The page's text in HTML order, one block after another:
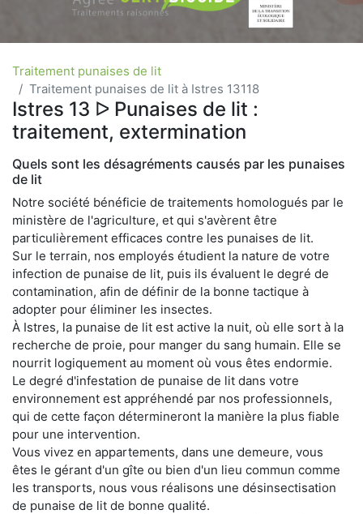
Traitement punaises de lit
Traitement punaises de lit à Istres 13118
Istres 13 ᐅ Punaises de lit :
traitement, extermination
Quels sont les désagréments causés par les punaises
de lit
Notre société bénéficie de traitements homologués par le
ministère de l'agriculture, et qui s'avèrent être
particulièrement efficaces contre les punaises de lit.
Sur le terrain, nos employés étudient la nature de votre
infection de punaise de lit, puis ils évaluent le degré de
contamination, afin de définir de la bonne tactique à
adopter pour éliminer les insectes.
À Istres, la punaise de lit est active la nuit, où elle sort à la
recherche de proie, pour manger du sang humain. Elle se
nourrit logiquement au moment où vous êtes endormie.
Le degré d'infestation de punaise de lit dans votre
environnement est appréhendé par nos professionnels,
qui de cette façon détermineront la manière la plus fiable
pour une intervention.
Vous vivez en appartements, dans une demeure, vous
êtes le gérant d'un gîte ou bien d'un lieu commun comme
les transports, nous vous réalisons une désinsectisation
de punaise de lit de bonne qualité.